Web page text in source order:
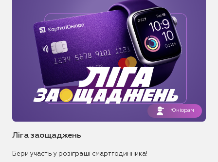
Юніорам
Ліга заощаджень
Бери участь у розіграші смартгодинника!